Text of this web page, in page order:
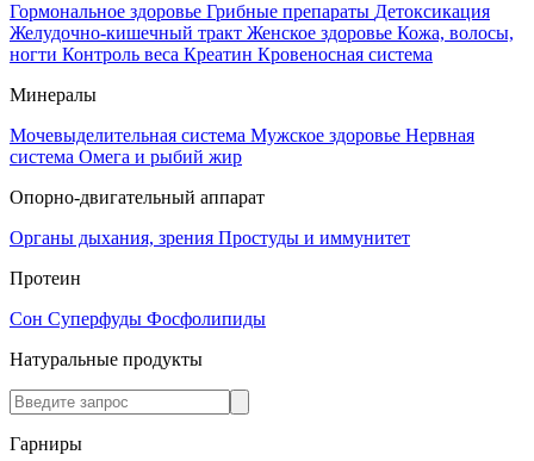
Гормональное здоровье Грибные препараты Детоксикация
Желудочно-кишечный тракт Женское здоровье Кожа, волосы,
ногти Контроль веса Креатин Кровеносная система
Минералы
Мочевыделительная система Мужское здоровье Нервная
система Омега и рыбий жир
Опорно-двигательный аппарат
Органы дыхания, зрения Простуды и иммунитет
Протеин
Сон Суперфуды Фосфолипиды
Натуральные продукты
Гарниры